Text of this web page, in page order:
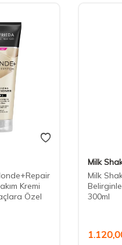
Kremi
Özel
Milk
Milk
300ml